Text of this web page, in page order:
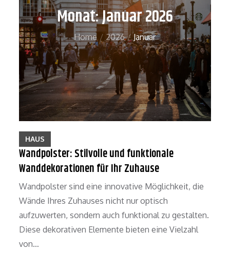
Monat: Januar 2026
Home 2026 Januar
HAUS
Wandpolster: Stilvolle und funktionale
Wanddekorationen für Ihr Zuhause
Wandpolster sind eine innovative Möglichkeit, die
Wände Ihres Zuhauses nicht nur optisch
aufzuwerten, sondern auch funktional zu gestalten.
Diese dekorativen Elemente bieten eine Vielzahl
von…